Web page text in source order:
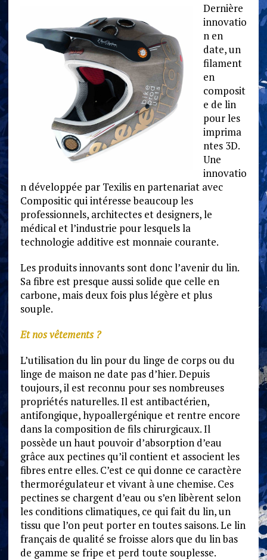
Dernière
innovatio
n en
date, un
filament
en
composit
e de lin
pour les
imprima
ntes 3D.
Une
innovatio
n développée par Texilis en partenariat avec
Compositic qui intéresse beaucoup les
professionnels, architectes et designers, le
médical et l’industrie pour lesquels la
technologie additive est monnaie courante.
Les produits innovants sont donc l’avenir du lin.
Sa fibre est presque aussi solide que celle en
carbone, mais deux fois plus légère et plus
souple.
Et nos vêtements ?
L’utilisation du lin pour du linge de corps ou du
linge de maison ne date pas d’hier. Depuis
toujours, il est reconnu pour ses nombreuses
propriétés naturelles. Il est antibactérien,
antifongique, hypoallergénique et rentre encore
dans la composition de fils chirurgicaux. Il
possède un haut pouvoir d’absorption d’eau
grâce aux pectines qu’il contient et associent les
fibres entre elles. C’est ce qui donne ce caractère
thermorégulateur et vivant à une chemise. Ces
pectines se chargent d’eau ou s’en libèrent selon
les conditions climatiques, ce qui fait du lin, un
tissu que l’on peut porter en toutes saisons. Le lin
français de qualité se froisse alors que du lin bas
de gamme se fripe et perd toute souplesse.